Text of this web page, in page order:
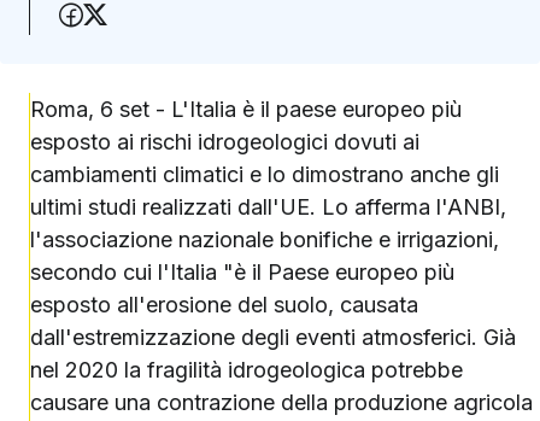
Condividi su Facebook
Roma, 6 set - L'Italia è il paese europeo più
esposto ai rischi idrogeologici dovuti ai
cambiamenti climatici e lo dimostrano anche gli
ultimi studi realizzati dall'UE. Lo afferma l'ANBI,
l'associazione nazionale bonifiche e irrigazioni,
secondo cui l'Italia "è il Paese europeo più
esposto all'erosione del suolo, causata
dall'estremizzazione degli eventi atmosferici. Già
nel 2020 la fragilità idrogeologica potrebbe
causare una contrazione della produzione agricola